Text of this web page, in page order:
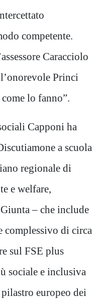
competente.
Caracciolo
Princi
lo fanno”.
Capponi ha
a scuola
regionale di
e welfare,
– che include
complessivo di circa
sul FSE plus
sociale e inclusiva
europeo dei